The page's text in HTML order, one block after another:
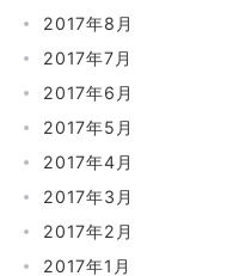
2017年8月
2017年7月
2017年6月
2017年5月
2017年4月
2017年3月
2017年2月
2017年1月